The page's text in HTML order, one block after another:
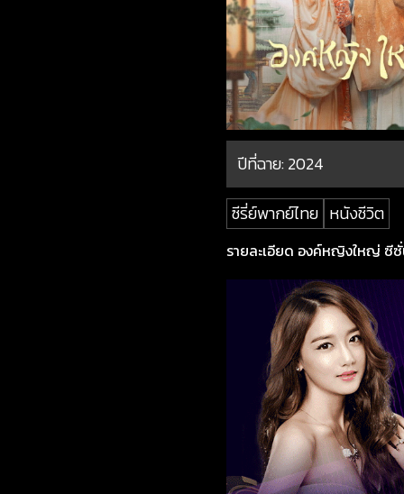
ปีที่ฉาย:2024
ซีรี่ย์พากย์ไทย หนังชีวิต
รายละเอียด องค์หญิงใหญ่ ซีซั่